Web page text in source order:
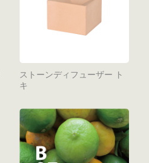
ストーンディフューザー ト
キ